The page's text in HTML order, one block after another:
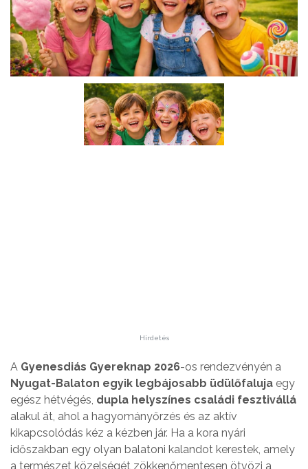
Hirdetés
A Gyenesdiás Gyereknap 2026-os rendezvényén a
Nyugat-Balaton egyik legbájosabb üdülőfaluja egy
egész hétvégés, dupla helyszínes családi fesztivállá
alakul át, ahol a hagyományőrzés és az aktív
kikapcsolódás kéz a kézben jár. Ha a kora nyári
időszakban egy olyan balatoni kalandot kerestek, amely
a természet közelségét zökkenőmentesen ötvözi a